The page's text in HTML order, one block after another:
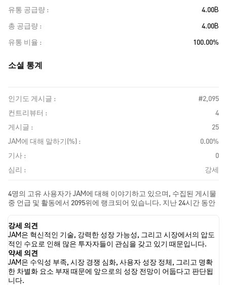
유통 공급량
4.00B
총 공급량
4.00B
유통 비율
100.00%
소셜 통계
인기도 게시글 :
#2,095
컨트리뷰터 :
4
게시글 :
25
JAM에 대해 말하기(%) :
0.00%
기사 :
0
심리 :
강세
4명의 고유 사용자가 JAM에 대해 이야기하고 있으며, 수집된 게시물
중 언급 및 활동에서 2095위에 랭크되어 있습니다. 지난 24시간 동안
로, JAM에 대한 뉴스 기사 0건이 게시되었습니다. 트위터에서는
25.00%의 트윗이 강세 감정을, 0.00%의 트윗이 약세 감정을 보였습
니다. 75.00%의 트윗은 JAM에 대해 중립적인 감정을 나타냈습니다.
이 감정 분석은 24개의 트윗을 기반으로 합니다.
강세 의견
JAM은 혁신적인 기술, 강력한 성장 가능성, 그리고 시장에서의 압도
적인 수요로 인해 많은 투자자들이 관심을 갖고 있기 때문입니다.
약세 의견
JAM은 수익성 부족, 시장 경쟁 심화, 사용자 성장 정체, 그리고 명확
한 차별화 요소 부재 때문에 앞으로의 성장 전망이 어둡다고 판단됩
니다.